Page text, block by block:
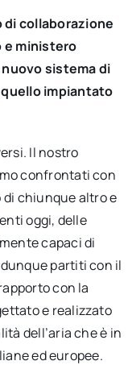
di collaborazione
e ministero
sistema di
impiantato
Il nostro
confrontati con
di chiunque altro e
oggi, delle
capaci di
partiti con il
con la
e realizzato
dell’aria che è in
ed europee.